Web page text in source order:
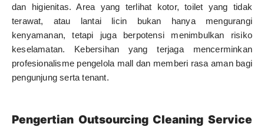
dan higienitas. Area yang terlihat kotor, toilet yang tidak
terawat, atau lantai licin bukan hanya mengurangi
kenyamanan, tetapi juga berpotensi menimbulkan risiko
keselamatan. Kebersihan yang terjaga mencerminkan
profesionalisme pengelola mall dan memberi rasa aman bagi
pengunjung serta tenant.
Pengertian Outsourcing Cleaning Service